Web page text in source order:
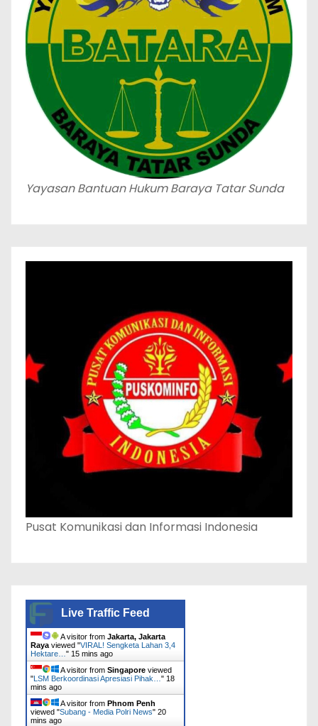
Yayasan Bantuan Hukum Baraya Tatar Sunda
Pusat Komunikasi dan Informasi Indonesia
Live Traffic Feed
A visitor from Jakarta, Jakarta
Raya viewed "VIRAL! Sengketa Lahan 3,4
Hektare… " 15 mins ago
A visitor from Singapore viewed
"LSM Berkoordinasi Apresiasi Pihak… " 18
mins ago
A visitor from Phnom Penh
viewed "Subang - Media Polri News" 20
mins ago